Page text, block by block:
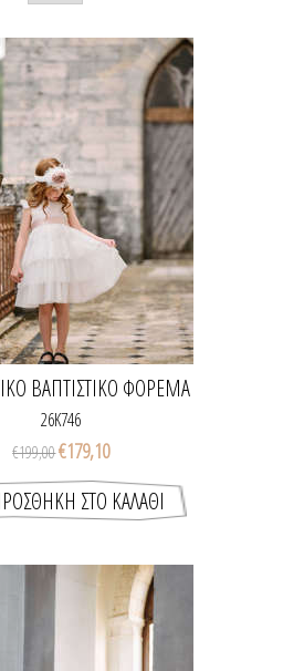
ΒΑΠΤΙΣΤΙΚΌ ΦΌΡΕΜΑ
ΚΟΡΙΤΣΙΟΎ
26K746
€199,00€179,10